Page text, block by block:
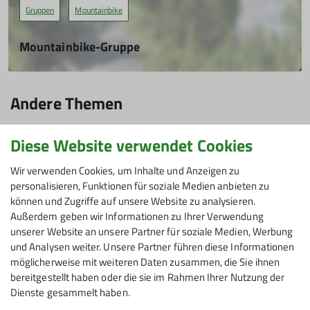
Gruppen Mountainbike
Mountainbike-Gruppe
Vom Einsteiger bis zum Single Trail Könner ist bei uns alles
mehr erfahren
Andere Themen
084 - Sektion Friedrichshafen Bouldern
Familiengruppe Gruppen JLK JLK-Berichte
Kletter- und Hochtouren Klettern Kraxxler Kurse
Mountainbike News News Rucksack
Rucksack-Tourenberichte Sektion Senioren Tourenberichte
Umweltgruppe
Diese Website verwendet Cookies
Wir verwenden Cookies, um Inhalte und Anzeigen zu
personalisieren, Funktionen für soziale Medien anbieten zu
können und Zugriffe auf unsere Website zu analysieren.
Außerdem geben wir Informationen zu Ihrer Verwendung
unserer Website an unsere Partner für soziale Medien, Werbung
und Analysen weiter. Unsere Partner führen diese Informationen
möglicherweise mit weiteren Daten zusammen, die Sie ihnen
bereitgestellt haben oder die sie im Rahmen Ihrer Nutzung der
Dienste gesammelt haben.